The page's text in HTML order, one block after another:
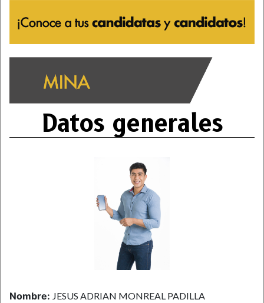
Datos generales
Nombre: JESUS ADRIAN MONREAL PADILLA